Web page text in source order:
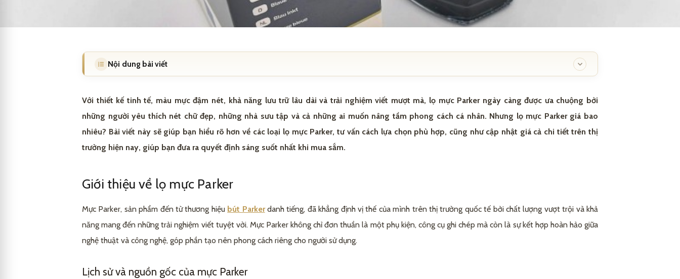
Nội dung bài viết
Lịch sử và nguồn gốc của mực Parker
1.2 Đặc điểm nổi bật của mực Parker
Các dòng mực Parker phổ biến
3.3 Kiểm tra độ đậm nét và khả năng lưu trữ của mực
Với thiết kế tinh tế, màu mực đậm nét, khả năng lưu trữ lâu dài và trải nghiệm viết mượt mà, lọ mực Parker ngày càng được ưa chuộng bởi
những người yêu thích nét chữ đẹp, những nhà sưu tập và cả những ai muốn nâng tầm phong cách cá nhân. Nhưng lọ mực Parker giá bao
nhiêu? Bài viết này sẽ giúp bạn hiểu rõ hơn về các loại lọ mực Parker, tư vấn cách lựa chọn phù hợp, cũng như cập nhật giá cả chi tiết trên thị
trường hiện nay, giúp bạn đưa ra quyết định sáng suốt nhất khi mua sắm.
Giới thiệu về lọ mực Parker
Mực Parker, sản phẩm đến từ thương hiệu bút Parkerdanh tiếng, đã khẳng định vị thế của mình trên thị trường quốc tế bởi chất lượng vượt trội và khả
năng mang đến những trải nghiệm viết tuyệt vời. Mực Parker không chỉ đơn thuần là một phụ kiện, công cụ ghi chép mà còn là sự kết hợp hoàn hảo giữa
nghệ thuật và công nghệ, góp phần tạo nên phong cách riêng cho người sử dụng.
Lịch sử và nguồn gốc của mực Parker